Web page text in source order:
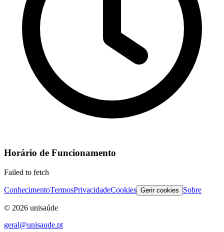
Horário de Funcionamento
Failed to fetch
ConhecimentoTermosPrivacidadeCookies Gerir cookies Sobre
© 2026 unisaúde
geral@unisaude.pt